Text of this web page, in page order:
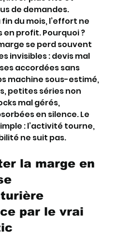
de demandes.
du mois, l’effort ne
en profit. Pourquoi ?
se perd souvent
invisibles : devis mal
accordées sans
machine sous-estimé,
petites séries non
mal gérés,
en silence. Le
: l’activité tourne,
ne suit pas.
la marge en
par le vrai